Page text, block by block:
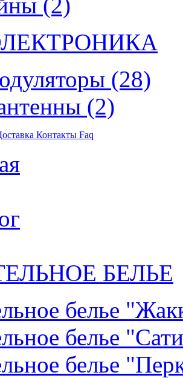
(28)
(2)
Контакты Faq
БЕЛЬЕ
белье
белье
белье